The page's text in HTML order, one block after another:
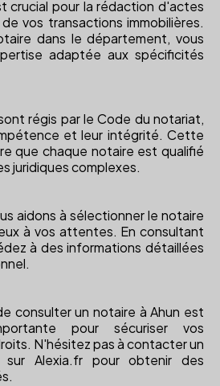
crucial pour la rédaction d'actes
vos transactions immobilières.
dans le département, vous
adaptée aux spécificités
régis par le Code du notariat,
et leur intégrité. Cette
que chaque notaire est qualifié
juridiques complexes.
aidons à sélectionner le notaire
à vos attentes. En consultant
à des informations détaillées
consulter un notaire à Ahun est
pour sécuriser vos
N'hésitez pas à contacter un
Alexia.fr pour obtenir des